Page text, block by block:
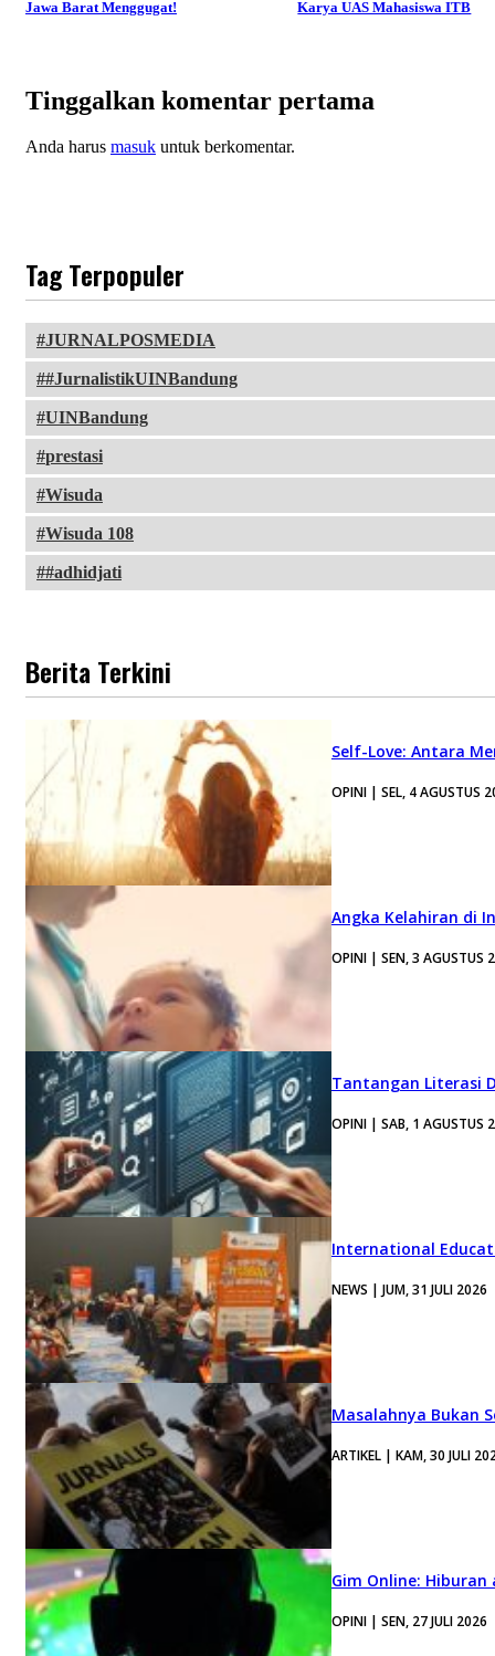
Jawa Barat Menggugat!
Karya UAS Mahasiswa ITB
Tinggalkan komentar pertama
Anda harus masuk untuk berkomentar.
Tag Terpopuler
JURNALPOSMEDIA
#JurnalistikUINBandung
UINBandung
prestasi
Wisuda
Wisuda 108
#adhidjati
Berita Terkini
Self-Love: Antara
OPINI | SEL, 4 AGUSTUS
Angka Kelahiran di
OPINI | SEN, 3 AGUSTUS
Tantangan Literasi
OPINI | SAB, 1 AGUSTUS
International
NEWS | JUM, 31 JULI 2026
Masalahnya Bukan
ARTIKEL | KAM, 30 JULI
Gim Online:
OPINI | SEN, 27 JULI 2026